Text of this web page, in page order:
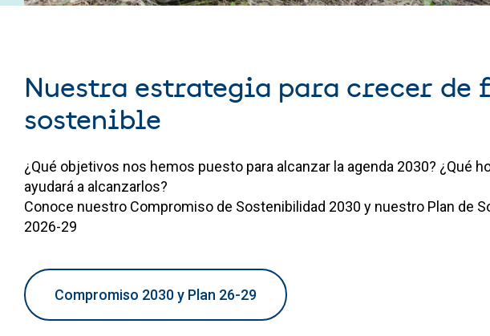
Nuestra estrategia para crecer de
sostenible
¿Qué objetivos nos hemos puesto para alcanzar la agenda 2030? ¿Qué
ayudará a alcanzarlos?
Conoce nuestro Compromiso de Sostenibilidad 2030 y nuestro Plan de
2026-29
Compromiso 2030 y Plan 26-29